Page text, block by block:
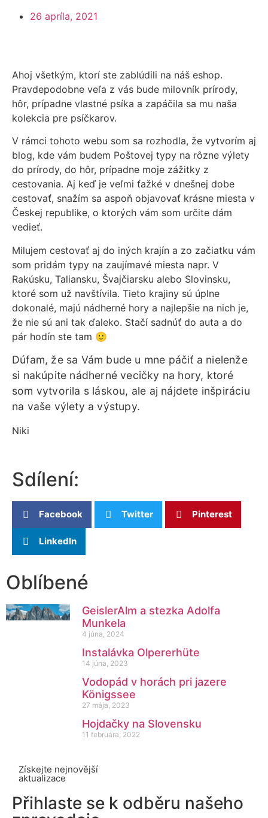
26 apríla, 2021
Ahoj všetkým, ktorí ste zablúdili na náš eshop.
Pravdepodobne veľa z vás bude milovník prírody,
hôr, prípadne vlastné psíka a zapáčila sa mu naša
kolekcia pre psíčkarov.
V rámci tohoto webu som sa rozhodla, že vytvorím aj
blog, kde vám budem Poštovej typy na rôzne výlety
do prírody, do hôr, prípadne moje zážitky z
cestovania. Aj keď je veľmi ťažké v dnešnej dobe
cestovať, snažím sa aspoň objavovať krásne miesta v
Českej republike, o ktorých vám som určite dám
vedieť.
Milujem cestovať aj do iných krajín a zo začiatku vám
som pridám typy na zaujímavé miesta napr. V
Rakúsku, Taliansku, Švajčiarsku alebo Slovinsku,
ktoré som už navštívila. Tieto krajiny sú úplne
dokonalé, majú nádherné hory a najlepšie na nich je,
že nie sú ani tak ďaleko. Stačí sadnúť do auta a do
pár hodín ste tam 🙂
Dúfam, že sa Vám bude u mne páčiť a nielenže
si nakúpite nádherné vecičky na hory, ktoré
som vytvorila s láskou, ale aj nájdete inšpiráciu
na vaše výlety a výstupy.
Niki
Sdílení:
Facebook Twitter Pinterest
LinkedIn
Oblíbené
GeislerAlm a stezka Adolfa
Munkela
4 júna, 2024
Instalávka Olpererhüte
14 júna, 2023
Vodopád v horách pri jazere
Königssee
27 mája, 2023
Hojdačky na Slovensku
11 februára, 2022
Získejte nejnovější
aktualizace
Přihlaste se k odběru našeho